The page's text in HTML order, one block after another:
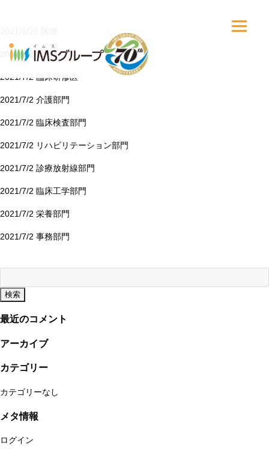
2021/7/2 看護部門
2021/7/2 臨床研修医
2021/7/2 介護部門
2021/7/2 臨床検査部門
2021/7/2 リハビリテーション部門
2021/7/2 診療放射線部門
2021/7/2 臨床工学部門
2021/7/2 栄養部門
2021/7/2 事務部門
索:
最近のコメント
アーカイブ
カテゴリー
カテゴリーなし
メタ情報
ログイン